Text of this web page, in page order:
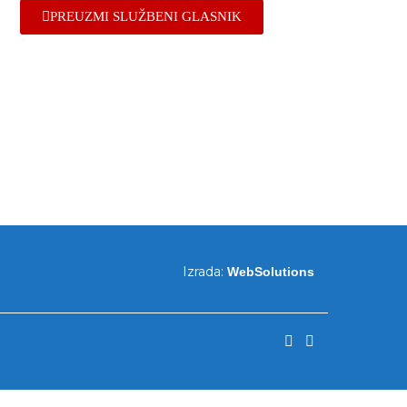
PREUZMI SLUŽBENI GLASNIK
Izrada: WebSolutions